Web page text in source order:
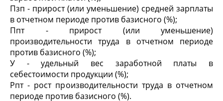
Пзп - прирост (или уменьшение) средней зарплаты
в отчетном периоде против базисного (%);
Ппт - прирост (или уменьшение)
производительности труда в отчетном периоде
против базисного (%);
У - удельный вес заработной платы в
себестоимости продукции (%);
Рпт - рост производительности труда в отчетном
периоде против базисного (%).